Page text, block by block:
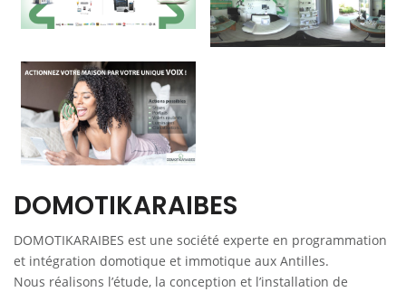
DOMOTIKARAIBES
DOMOTIKARAIBES est une société experte en programmation
et intégration domotique et immotique aux Antilles.
Nous réalisons l’étude, la conception et l’installation de